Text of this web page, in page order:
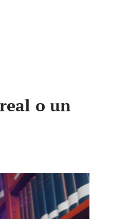
o un